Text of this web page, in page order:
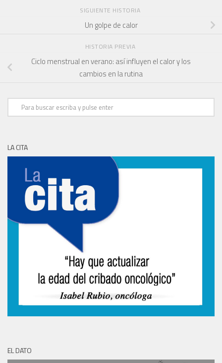
SIGUIENTE HISTORIA
Un golpe de calor
HISTORIA PREVIA
Ciclo menstrual en verano: así influyen el calor y los
cambios en la rutina
LA CITA
EL DATO